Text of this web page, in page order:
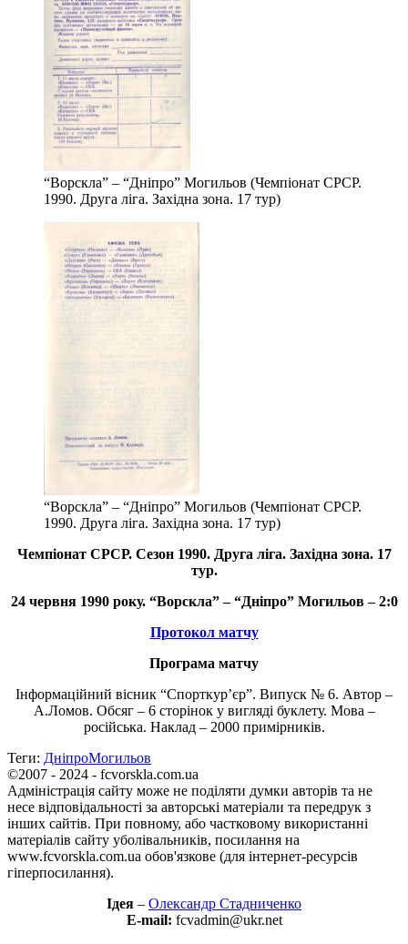
“Ворскла” – “Дніпро” Могильов (Чемпіонат СРСР.
1990. Друга ліга. Західна зона. 17 тур)
“Ворскла” – “Дніпро” Могильов (Чемпіонат СРСР.
1990. Друга ліга. Західна зона. 17 тур)
Чемпіонат СРСР. Сезон 1990. Друга ліга. Західна зона. 17
тур.
24 червня 1990року. “Ворскла” – “Дніпро” Могильов – 2:0
Протокол матчу
Програма матчу
Інформаційний вісник “Спорткур’єр”. Випуск № 6. Автор –
А.Ломов. Обсяг – 6 сторінок у вигляді буклету. Мова –
російська. Наклад – 2000 примірників.
Теги: ДніпроМогильов
©2007 - 2024 - fcvorskla.com.ua
Адміністрація сайту може не поділяти думки авторів та не
несе відповідальності за авторські матеріали та передрук з
інших сайтів. При повному, або частковому використанні
матеріалів сайту уболівальників, посилання на
www.fcvorskla.com.ua обов'язкове (для інтернет-ресурсів
гіперпосилання).
Ідея – Олександр Стадниченко
E-mail: fcvadmin@ukr.net